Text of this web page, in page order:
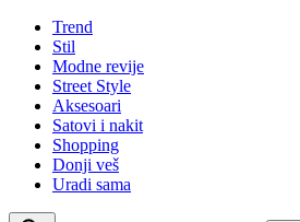
Trend
Stil
Modne revije
Street Style
Aksesoari
Satovi i nakit
Shopping
Donji veš
Uradi sama